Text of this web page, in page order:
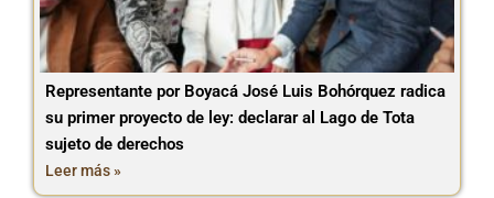
Representante por Boyacá José Luis Bohórquez radica
su primer proyecto de ley: declarar al Lago de Tota
sujeto de derechos
Leer más »